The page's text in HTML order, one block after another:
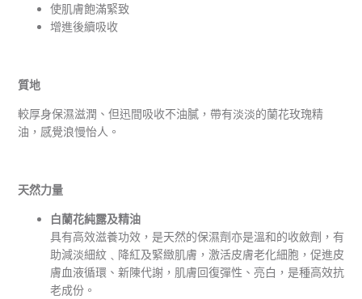
使肌膚飽滿緊致
增進後續吸收
質地
較厚身保濕滋潤、但迅間吸收不油膩，帶有淡淡的蘭花玫瑰精
油，感覺浪慢怡人。
天然力量
白蘭花純露及精油
具有高效滋養功效，是天然的保濕劑亦是溫和的收斂劑，有
助減淡細紋﹑降紅及緊緻肌膚，激活皮膚老化細胞，促進皮
膚血液循環、新陳代謝，肌膚回復彈性、亮白，是種高效抗
老成份。